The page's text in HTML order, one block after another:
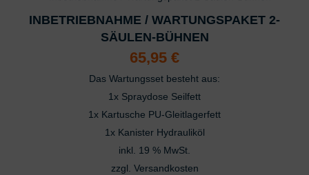
INBETRIEBNAHME / WARTUNGSPAKET 2-
SÄULEN-BÜHNEN
65,95 €
Das Wartungsset besteht aus:
1x Spraydose Seilfett
1x Kartusche PU-Gleitlagerfett
1x Kanister Hydrauliköl
inkl. 19 % MwSt.
zzgl. Versandkosten